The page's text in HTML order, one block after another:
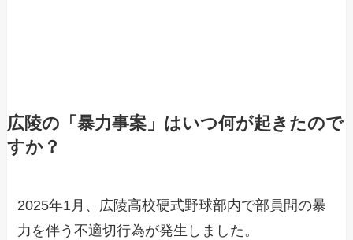
広陵の「暴力事案」はいつ何が起きたので
すか？
2025年1月、広陵高校硬式野球部内で部員間の暴
力を伴う不適切行為が発生しました。